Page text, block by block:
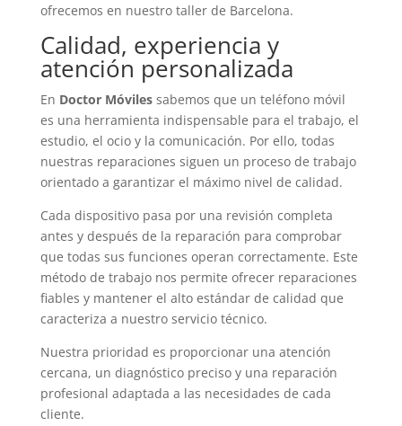
ofrecemos en nuestro taller de Barcelona.
Calidad, experiencia y
atención personalizada
En Doctor Móvilessabemos que un teléfono móvil
es una herramienta indispensable para el trabajo, el
estudio, el ocio y la comunicación. Por ello, todas
nuestras reparaciones siguen un proceso de trabajo
orientado a garantizar el máximo nivel de calidad.
Cada dispositivo pasa por una revisión completa
antes y después de la reparación para comprobar
que todas sus funciones operan correctamente. Este
método de trabajo nos permite ofrecer reparaciones
fiables y mantener el alto estándar de calidad que
caracteriza a nuestro servicio técnico.
Nuestra prioridad es proporcionar una atención
cercana, un diagnóstico preciso y una reparación
profesional adaptada a las necesidades de cada
cliente.